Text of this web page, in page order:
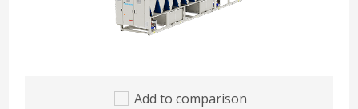
Add to comparison